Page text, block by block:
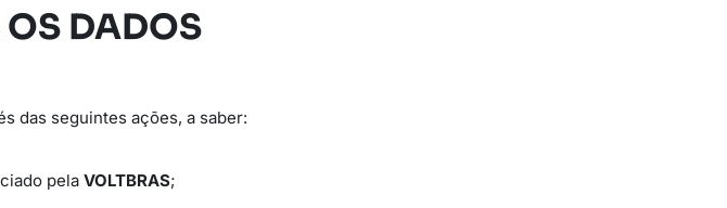
DADOS
das seguintes ações, a saber:
pela VOLTBRAS;